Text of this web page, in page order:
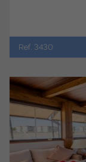
Ref. 3430